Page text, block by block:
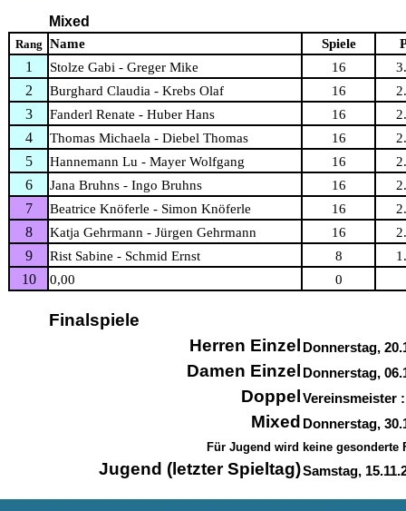
Mixed
Rang Name Spiele
1 Stolze Gabi - Greger Mike 16
2 Burghard Claudia - Krebs Olaf 16
3 Fanderl Renate - Huber Hans 16
4 Thomas Michaela - Diebel Thomas 16
5 Hannemann Lu - Mayer Wolfgang 16
6 Jana Bruhns - Ingo Bruhns 16
7 Beatrice Knöferle - Simon Knöferle 16
8 Katja Gehrmann - Jürgen Gehrmann 16
9 Rist Sabine - Schmid Ernst 8
10 0,00 0
Finalspiele
Herren Einzel
Donnerstag,
Damen Einzel Donnerstag,
Doppel Vereinsmeister
Mixed Donnerstag,
Für Jugend wird keine gesonderte
Jugend (letzter Spieltag)Samstag,